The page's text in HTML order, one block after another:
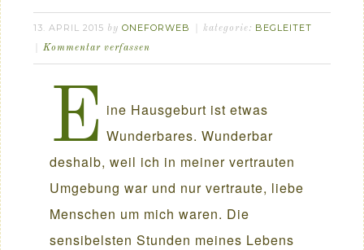
13. APRIL 2015 byONEFORWEB kategorie: BEGLEITET
Kommentar verfassen
E ine Hausgeburt ist etwas
Wunderbares. Wunderbar
deshalb, weil ich in meiner vertrauten
Umgebung war und nur vertraute, liebe
Menschen um mich waren. Die
sensibelsten Stunden meines Lebens